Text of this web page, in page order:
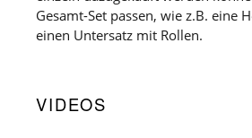
Gesamt-Set passen, wie z.B. eine
einen Untersatz mit Rollen.
VIDEOS